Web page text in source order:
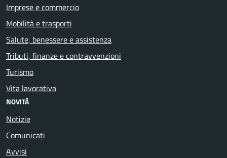
Imprese e commercio
Mobilità e trasporti
Salute, benessere e assistenza
Tributi, finanze e contravvenzioni
Turismo
Vita lavorativa
NOVITÀ
Notizie
Comunicati
Avvisi